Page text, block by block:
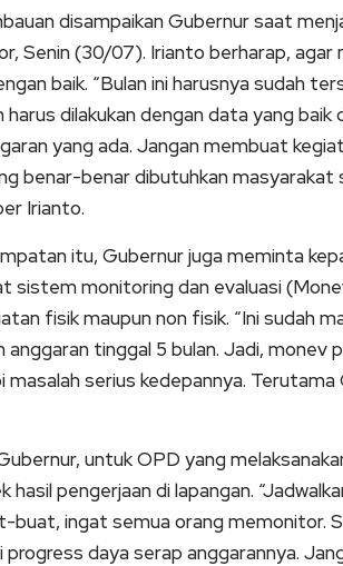
disampaikan Gubernur saat
Senin (30/07). Irianto berharap,
baik. “Bulan ini harusnya sudah
harus dilakukan dengan data yang
yang ada. Jangan membuat
benar-benar dibutuhkan
Irianto.
itu, Gubernur juga meminta
sistem monitoring dan evaluasi
fisik maupun non fisik. “Ini sudah
anggaran tinggal 5 bulan. Jadi, monev
masalah serius kedepannya.
untuk OPD yang
hasil pengerjaan di lapangan.
buat, ingat semua orang memonitor.
daya serap anggarannya.